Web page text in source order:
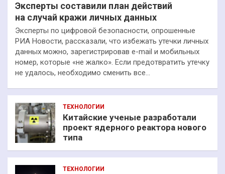
Эксперты составили план действий
на случай кражи личных данных
Эксперты по цифровой безопасности, опрошенные
РИА Новости, рассказали, что избежать утечки личных
данных можно, зарегистрировав e-mail и мобильных
номер, которые «не жалко». Если предотвратить утечку
не удалось, необходимо сменить все…
ТЕХНОЛОГИИ
Китайские ученые разработали
проект ядерного реактора нового
типа
ТЕХНОЛОГИИ